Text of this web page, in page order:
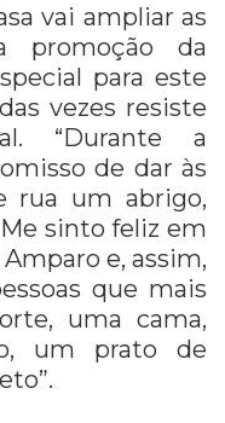
vai ampliar as
promoção da
para este
vezes resiste
“Durante a
de dar às
rua um abrigo,
sinto feliz em
e, assim,
que mais
uma cama,
um prato de